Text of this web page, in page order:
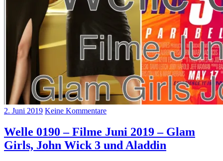
2. Juni 2019 Keine Kommentare
Welle 0190 – Filme Juni 2019 – Glam
Girls, John Wick 3 und Aladdin